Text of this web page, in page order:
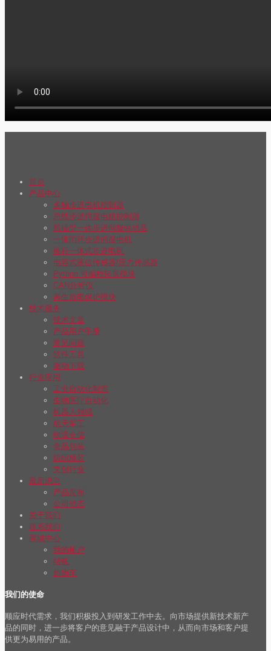
首页
产品中心
多轴步进电机控制器
总线步进伺服电机控制器
航插型一体步进伺服驱动器
一体闭环步进伺服电机
推杆一体式步进电机
电容式液位传感器/压力传感器
Python 可编程拓展模块
CAN分析仪
再生放电保护模块
技术服务
技术文章
产品用户手册
常见问题
软件工具
驱动下载
行业应用
工业自动化制造
生物医疗自动化
机器人领域
航天军工
物流仓储
食品包装
纺织服装
文创行业
最新消息
产品发布
公司动态
关于我们
联系我们
商城中心
我的帐户
结账
购物车
我们的使命
顺应时代需求，我们积极投入到研发工作中去。向市场提供新技术新产
品的同时，进一步将客户的意见融于产品设计中，从而向市场和客户提
供更为易用的产品。